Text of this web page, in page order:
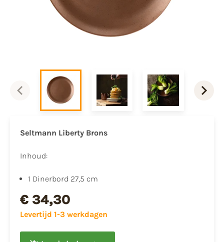
Seltmann Liberty Brons
Inhoud:
1 Dinerbord 27,5 cm
€ 34,30
Levertijd 1-3 werkdagen